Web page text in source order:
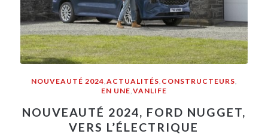
NOUVEAUTÉ 2024 ,ACTUALITÉS CONSTRUCTEURS
EN UNE VANLIFE
NOUVEAUTÉ 2024, FORD NUGGET,
VERS L’ÉLECTRIQUE